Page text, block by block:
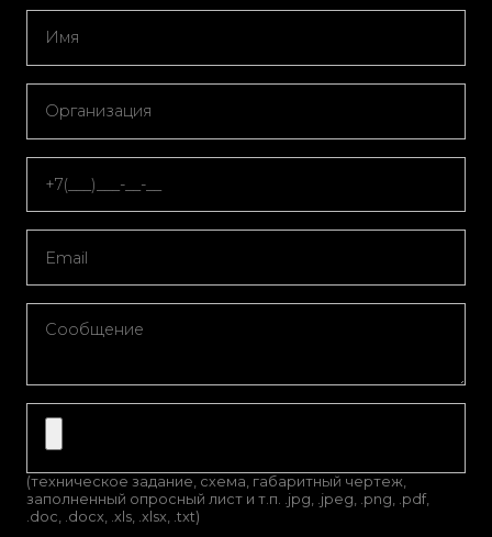
(техническое задание, схема, габаритный чертеж,
заполненный опросный лист и т.п. .jpg, .jpeg, .png, .pdf,
.doc, .docx, .xls, .xlsx, .txt)